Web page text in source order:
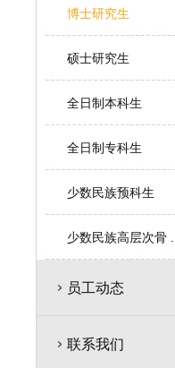
博士研究生
硕士研究生
全日制本科生
全日制专科生
少数民族预科生
少数民族高层次骨 ...
员工动态
联系我们